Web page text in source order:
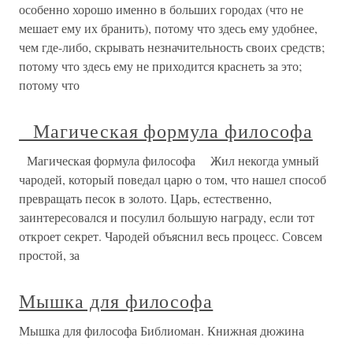
особенно хорошо именно в больших городах (что не
мешает ему их бранить), потому что здесь ему удобнее,
чем где-либо, скрывать незначительность своих средств;
потому что здесь ему не приходится краснеть за это;
потому что
Магическая формула философа
Магическая формула философа Жил некогда умный
чародей, который поведал царю о том, что нашел способ
превращать песок в золото. Царь, естественно,
заинтересовался и посулил большую награду, если тот
откроет секрет. Чародей объяснил весь процесс. Совсем
простой, за
Мышка для философа
Мышка для философа Библиоман. Книжная дюжина